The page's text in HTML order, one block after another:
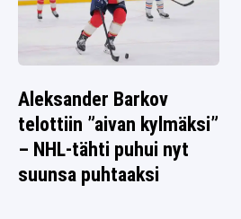
Aleksander Barkov
telottiin ”aivan kylmäksi”
– NHL-tähti puhui nyt
suunsa puhtaaksi